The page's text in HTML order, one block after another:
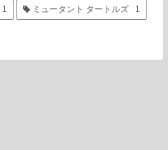
1 ミュータント タートルズ 1